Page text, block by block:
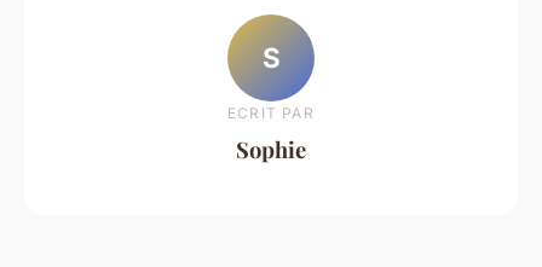
S
ECRIT PAR
Sophie